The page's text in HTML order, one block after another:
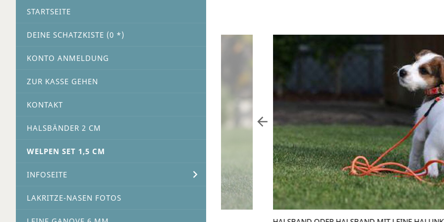
STARTSEITE
DEINE SCHATZKISTE (0 *)
KONTO ANMELDUNG
ZUR KASSE GEHEN
KONTAKT
HALSBÄNDER 2 CM
WELPEN SET 1,5 CM
INFOSEITE
LAKRITZE-NASEN FOTOS